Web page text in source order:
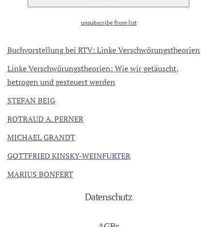
unsubscribe from list
Buchvorstellung bei RTV: Linke Verschwörungstheorien
Linke Verschwörungstheorien: Wie wir getäuscht,
betrogen und gesteuert werden
STEFAN BEIG
ROTRAUD A. PERNER
MICHAEL GRANDT
GOTTFRIED KINSKY-WEINFURTER
MARIUS BONFERT
Datenschutz